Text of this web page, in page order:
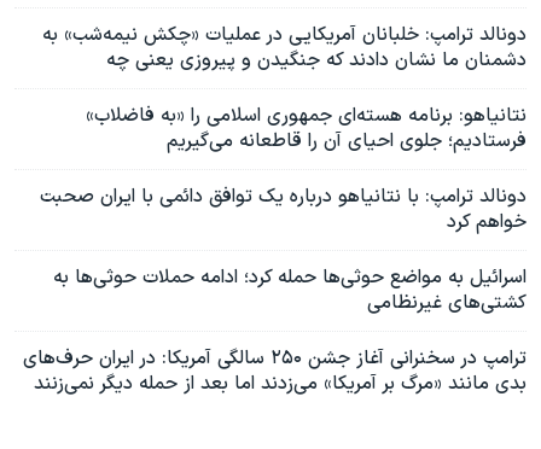
دونالد ترامپ: خلبانان آمریکایی در عملیات «چکش نیمه‌شب» به
دشمنان ما نشان دادند که جنگیدن و پیروزی یعنی چه
نتانیاهو: برنامه هسته‌ای جمهوری اسلامی را «به فاضلاب»
فرستادیم؛ جلوی احیای آن را قاطعانه می‌گیریم
دونالد ترامپ:‌ با نتانیاهو درباره یک توافق دائمی با ایران صحبت
خواهم کرد
اسرائيل به مواضع حوثی‌ها حمله کرد؛ ادامه حملات حوثی‌ها به
کشتی‌های غیرنظامی
ترامپ در سخنرانی آغاز جشن ۲۵۰ سالگی آمریکا: در ایران حرف‌های
بدی مانند «مرگ بر آمریکا» می‌زدند اما بعد از حمله دیگر نمی‌زنند